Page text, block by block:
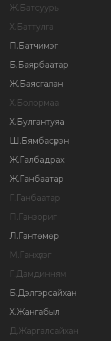
Ж.Батсуурь
Х.Баттулга
П.Батчимэг
Б.Баярбаатар
Ж.Баясгалан
Х.Болормаа
Х.Булгантуяа
Ш.Бямбасүрэн
Ж.Галбадрах
Ж.Ганбаатар
Г.Ганбаатар
П.Ганзориг
Л.Гантөмөр
М.Ганхүлэг
Г.Дамдинням
Б.Дэлгэрсайхан
Х.Жангабыл
Д.Жаргалсайхан